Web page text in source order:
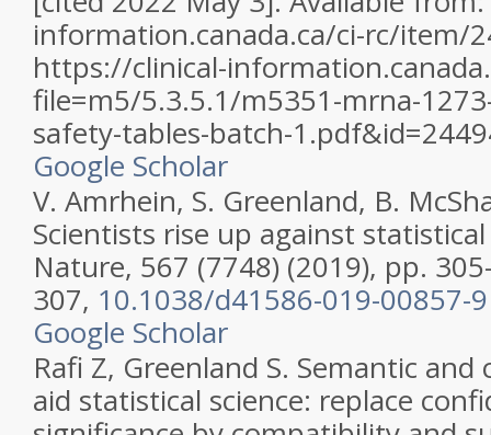
information.canada.ca/ci-rc/item/
https://clinical-
file=m5/5.3.5.1/m5351-mrna-
safety-tables-batch-
Google Scholar
V. Amrhein, S. Greenland, B.
Scientists rise up against
Nature, 567 (7748) (2019), pp.
307, 10.1038/d41586-019-00857-9
Google Scholar
Rafi Z, Greenland S. Semantic
aid statistical science: replace